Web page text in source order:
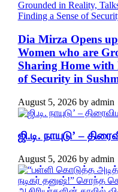
Dia Mirza Opens
Women who are
Sharing Home
of Security in
August 5, 2026by admin
ஜி.டி. நாயுடு’ –
August 5, 2026by admin